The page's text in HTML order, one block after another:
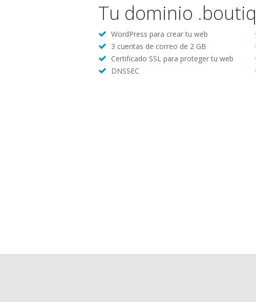
Tu dominio
WordPress para crear tu web
3 cuentas de correo de 2 GB
Certificado SSL para proteger tu web
DNSSEC